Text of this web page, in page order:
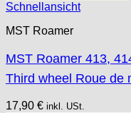
Schnellansicht
MST Roamer
MST Roamer 413,
Third wheel Roue de
17,90 € inkl. USt.